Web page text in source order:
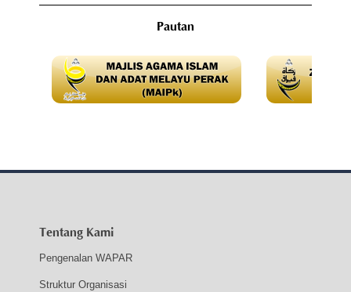
Pautan
Tentang Kami
Pengenalan WAPAR
Struktur Organisasi